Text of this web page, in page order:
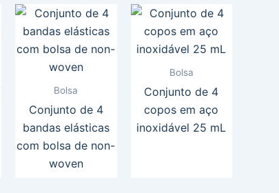
Bolsa
Conjunto de 4
bandas elásticas
com bolsa de non-
woven
Bolsa
Conjunto de 4
copos em aço
inoxidável 25 mL